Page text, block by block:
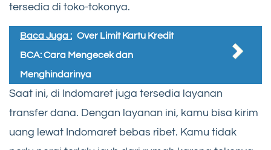
tersedia di toko-tokonya.
Baca Juga : Over Limit Kartu Kredit
BCA: Cara Mengecek dan
Menghindarinya
Saat ini, di Indomaret juga tersedia layanan
transfer dana. Dengan layanan ini, kamu bisa kirim
uang lewat Indomaret bebas ribet. Kamu tidak